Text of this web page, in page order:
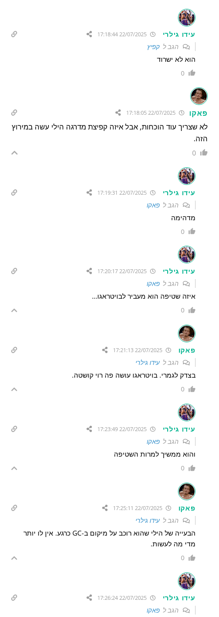
עידו גילרי 22/07/2025 17:18:44
הגב לקפיץ
הוא לא ישרוד
0
פאקו 22/07/2025 17:18:05
לא שצריך עוד הוכחות, אבל איזה קפיצת מדרגה הילי עשה במירוץ
הזה.
0
עידו גילרי 22/07/2025 17:19:31
הגב לפאקו
מדהימה
0
עידו גילרי 22/07/2025 17:20:17
הגב לפאקו
איזה שטיפה הוא מעביר לבויטראגו…
0
פאקו 22/07/2025 17:21:13
הגב לעידו גילרי
בצדק לגמרי. בויטראגו עושה פה רוי קושטה.
0
עידו גילרי 22/07/2025 17:23:49
הגב לפאקו
והוא ממשיך למרות השטיפה
0
פאקו 22/07/2025 17:25:11
הגב לעידו גילרי
הבעייה של הילי שהוא רוכב על מיקום ב-GC כרגע. אין לו יותר
מדי מה לעשות.
0
עידו גילרי 22/07/2025 17:26:24
הגב לפאקו